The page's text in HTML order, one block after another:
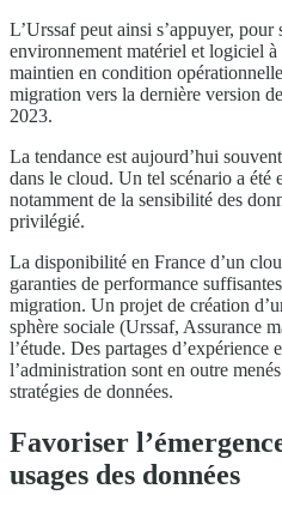
L’Urssaf peut ainsi s’appuyer, pour
environnement matériel et logiciel à
maintien en condition
migration vers la dernière version
2023.
La tendance est aujourd’hui
dans le cloud. Un tel scénario a été
notamment de la sensibilité des
privilégié.
La disponibilité en France d’un
garanties de performance
migration. Un projet de création
sphère sociale (Urssaf, Assurance
l’étude. Des partages d’expérience
l’administration sont en outre
stratégies de données.
Favoriser
usages des données